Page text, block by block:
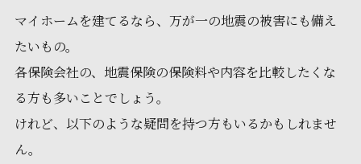
マイホームを建てるなら、万が一の地震の被害にも備え
たいもの。
各保険会社の、地震保険の保険料や内容を比較したくな
る方も多いことでしょう。
けれど、以下のような疑問を持つ方もいるかもしれませ
ん。